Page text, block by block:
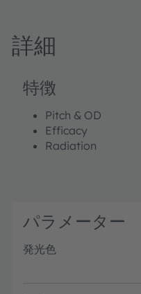
詳細
特徴
Pitch & OD
Efficacy
Radiation
パラメーター
発光色